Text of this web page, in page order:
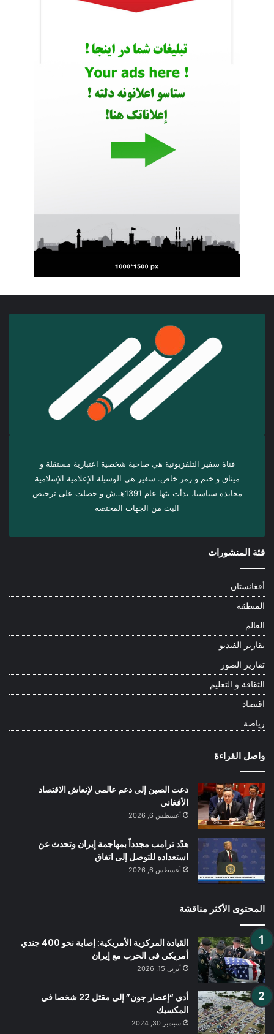
قناة سفير التلفزيونية هي صاحبة شخصية اعتبارية مستقلة و
ميثاق و ختم و رمز خاص. سفیر هي الوسيلة الإعلامية الإسلامية
محايدة سياسيا، بدأت بثها عام 1391هـ.ش و حصلت على ترخيص
البث من الجهات المختصة
فئة المنشورات
أفغانستان
المنطقة
العالم
تقارير الفيديو
تقارير الصور
الثقافة و التعليم
اقتصاد
رياضة
واصل القراءة
دعت الصين إلى دعم عالمي لإنعاش الاقتصاد
الأفغاني
أغسطس 6, 2026
هدّد ترامب مجدداً بمهاجمة إيران وتحدث عن
استعداده للتوصل إلى اتفاق
أغسطس 6, 2026
المحتوى الأكثر مناقشة
القيادة المركزية الأمريكية: إصابة نحو 400 جندي
أمريكي في الحرب مع إيران
أبريل 15, 2026
أدى “إعصار جون” إلى مقتل 22 شخصا في
المكسيك
سبتمبر 30, 2024